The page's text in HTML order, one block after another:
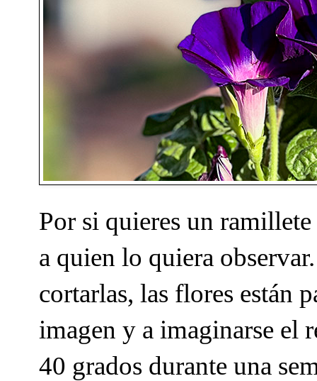
Por si quieres un
a quien lo quiera
cortarlas, las flores están
imagen y a imaginarse el
40 grados durante una